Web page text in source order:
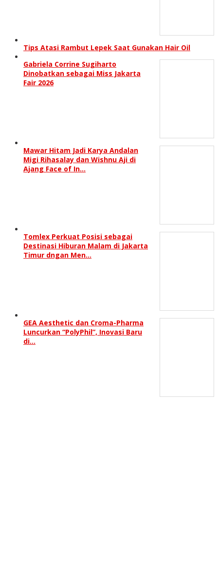
Tips Atasi Rambut Lepek Saat Gunakan Hair Oil
Gabriela Corrine Sugiharto
Dinobatkan sebagai Miss Jakarta
Fair 2026
Mawar Hitam Jadi Karya Andalan
Migi Rihasalay dan Wishnu Aji di
Ajang Face of In…
Tomlex Perkuat Posisi sebagai
Destinasi Hiburan Malam di Jakarta
Timur dngan Men…
GEA Aesthetic dan Croma-Pharma
Luncurkan “PolyPhil”, Inovasi Baru
di…